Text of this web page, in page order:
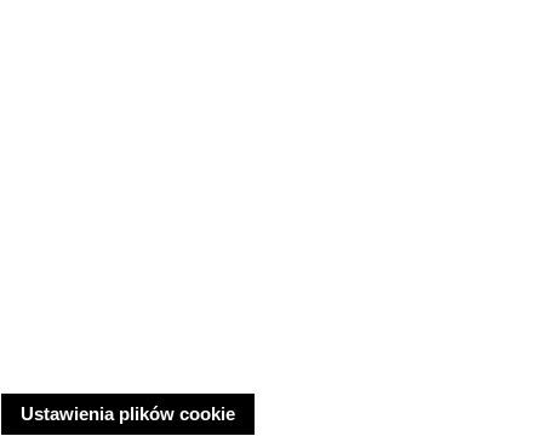
Ustawienia plików cookie